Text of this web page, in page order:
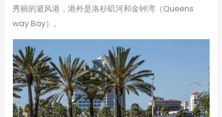
秀丽的避风港，港外是洛杉矶河和金钟湾（Queens
way Bay）。